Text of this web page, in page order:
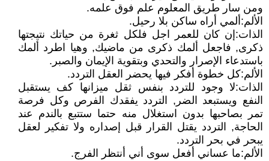
ومن سار طريق المعلوم علم فوق علمه.
الألم:ألمي أراه ساكن بلا رحيل.
الذات:إن كان للعمر اجل فلكل ثغرة من حياتك نتيجتها
ذكرى, فاجعل ألمك ذكرى من ماضيك, وهيا اطرد ألمك
باستدعاء الإصرار والتحدي وبتقوية الإيمان والصبر.
الألم:كل خطوة أفكر فيها يحضر العقل التردد.
الذات:لا وجود للتردد بنفس ثقل ميزانها كف يستقبل
النفع ويستبعد الضر, التردد يفقدك الفرص وكل فرصة
تمر بصاحبها بدون استغلال منه حتما ستتبع بالندم عند
الحاجة, التردد يقتل القرار قبل إصداره ولا تفكير لعقل
يبحر في بحر التردد.
الألم:ما عساني أفعل سوى أني أنتظر الفرج.